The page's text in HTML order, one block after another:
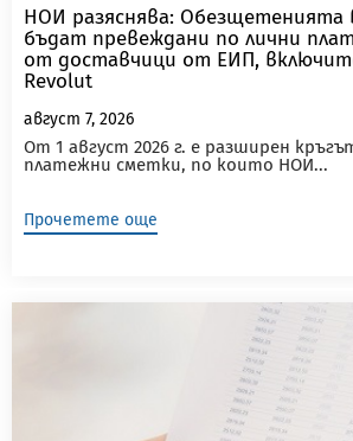
НОИ разяснява: Обезщетенията
бъдат превеждани по лични
от доставчици от ЕИП,
Revolut
август 7, 2026
От 1 август 2026 г. е разширен
платежни сметки, по които НОИ...
Прочетете още